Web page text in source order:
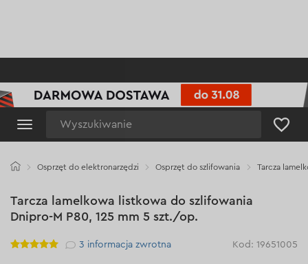
Osprzęt do elektronarzędzi Osprzęt do szlifowania Tarcza
Tarcza lamelkowa listkowa do szlifowania
Dnipro-M P80, 125 mm 5 szt./op.
Рейтинг 3 informacja zwrotna Kod: 19651005